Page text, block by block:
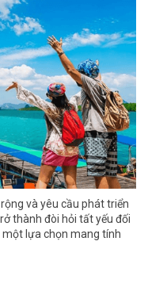
và yêu cầu phát triển
thành đòi hỏi tất yếu đối
một lựa chọn mang tính